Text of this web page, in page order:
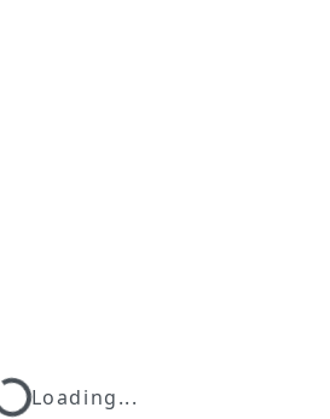
Loading...
Loading...